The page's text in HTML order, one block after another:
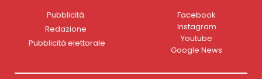
Pubblicità
Redazione
Pubblicità elettorale
Facebook
Instagram
Youtube
Google News